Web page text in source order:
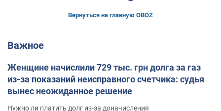
Вернуться на главную OBOZ
Важное
Женщине начислили 729 тыс. грн долга за газ
из-за показаний неисправного счетчика: судья
вынес неожиданное решение
Нужно ли платить долг из-за доначисления